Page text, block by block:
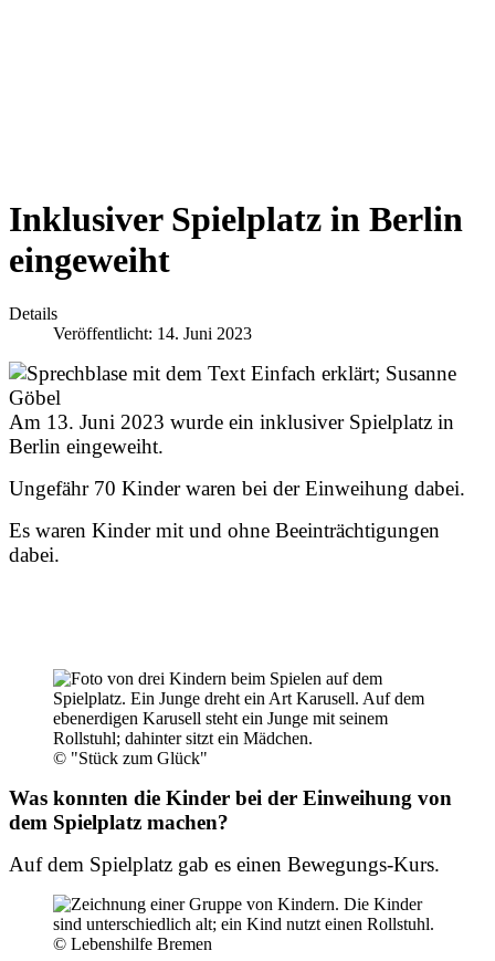
Inklusiver Spielplatz in Berlin
eingeweiht
Details
Veröffentlicht: 14. Juni 2023
Am 13. Juni 2023 wurde ein inklusiver Spielplatz in
Berlin eingeweiht.
Ungefähr 70 Kinder waren bei der Einweihung dabei.
Es waren Kinder mit und ohne Beeinträchtigungen
dabei.
© "Stück zum Glück"
Was konnten die Kinder bei der Einweihung von
dem Spielplatz machen?
Auf dem Spielplatz gab es einen Bewegungs-Kurs.
© Lebenshilfe Bremen